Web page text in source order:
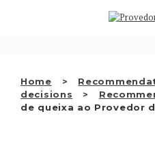
Home
decisions
de queixa ao Provedor
WHO WE ARE
INSTITUTION